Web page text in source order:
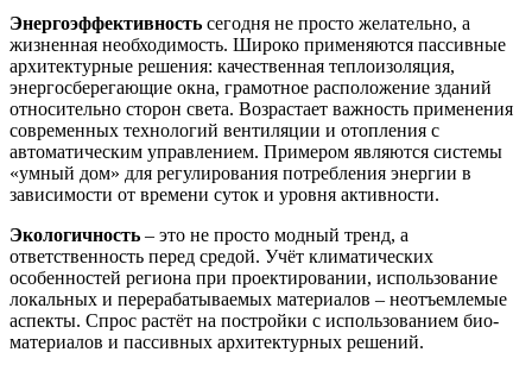
Энергоэффективность сегодня не просто желательно, а
жизненная необходимость. Широко применяются пассивные
архитектурные решения: качественная теплоизоляция,
энергосберегающие окна, грамотное расположение зданий
относительно сторон света. Возрастает важность применения
современных технологий вентиляции и отопления с
автоматическим управлением. Примером являются системы
«умный дом» для регулирования потребления энергии в
зависимости от времени суток и уровня активности.
Экологичность – это не просто модный тренд, а
ответственность перед средой. Учёт климатических
особенностей региона при проектировании, использование
локальных и перерабатываемых материалов – неотъемлемые
аспекты. Спрос растёт на постройки с использованием био-
материалов и пассивных архитектурных решений.